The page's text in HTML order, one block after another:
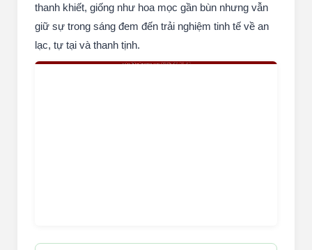
thanh khiết, giống như hoa mọc gần bùn nhưng vẫn
giữ sự trong sáng đem đến trải nghiệm tinh tế về an
lạc, tự tại và thanh tịnh.